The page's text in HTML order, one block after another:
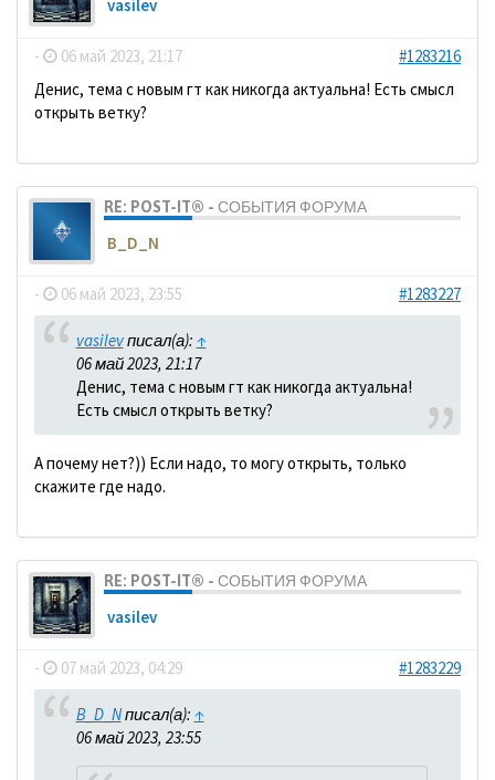
vasilev
- 06 май 2023, 21:17
#1283216
Денис, тема с новым гт как никогда актуальна! Есть смысл
открыть ветку?
RE: POST-IT® - СОБЫТИЯ ФОРУМА
B_D_N
- 06 май 2023, 23:55 #1283227
vasilevписал(а): ↑
06 май 2023, 21:17
Денис, тема с новым гт как никогда актуальна!
Есть смысл открыть ветку?
А почему нет?)) Если надо, то могу открыть, только
скажите где надо.
RE: POST-IT® - СОБЫТИЯ ФОРУМА
vasilev
- 07 май 2023, 04:29 #1283229
B_D_Nписал(а): ↑
06 май 2023, 23:55